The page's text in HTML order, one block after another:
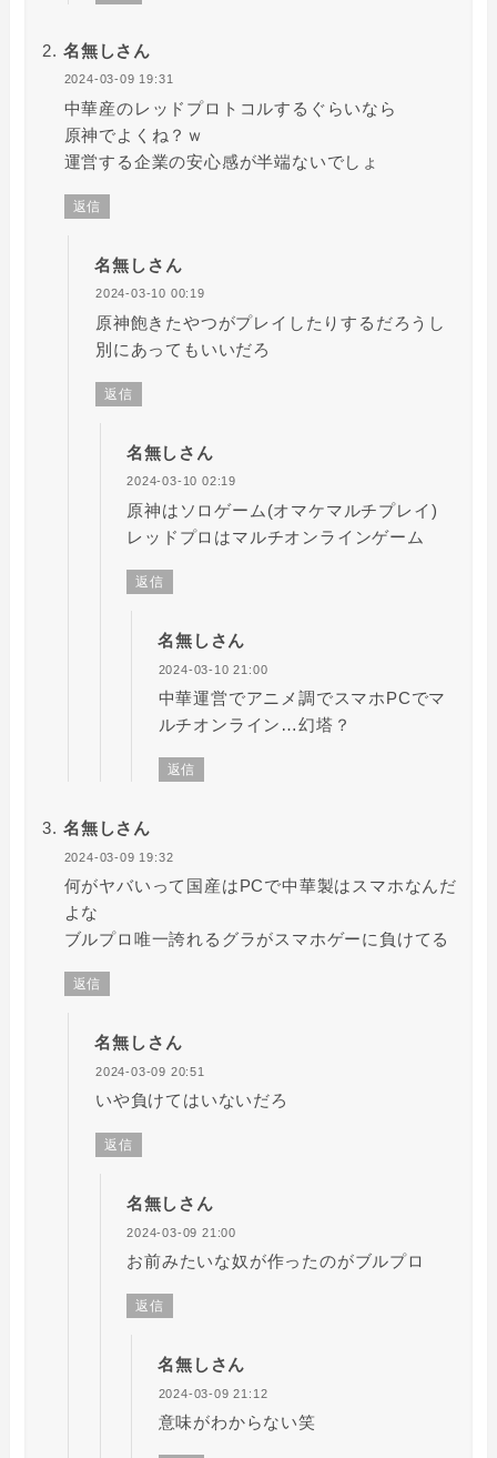
名無しさん
2024-03-09 19:31
中華産のレッドプロトコルするぐらいなら
原神でよくね？ｗ
運営する企業の安心感が半端ないでしょ
返信
名無しさん
2024-03-10 00:19
原神飽きたやつがプレイしたりするだろうし
別にあってもいいだろ
返信
名無しさん
2024-03-10 02:19
原神はソロゲーム(オマケマルチプレイ)
レッドプロはマルチオンラインゲーム
返信
名無しさん
2024-03-10 21:00
中華運営でアニメ調でスマホPCでマ
ルチオンライン…幻塔？
返信
名無しさん
2024-03-09 19:32
何がヤバいって国産はPCで中華製はスマホなんだ
よな
ブルプロ唯一誇れるグラがスマホゲーに負けてる
返信
名無しさん
2024-03-09 20:51
いや負けてはいないだろ
返信
名無しさん
2024-03-09 21:00
お前みたいな奴が作ったのがブルプロ
返信
名無しさん
2024-03-09 21:12
意味がわからない笑